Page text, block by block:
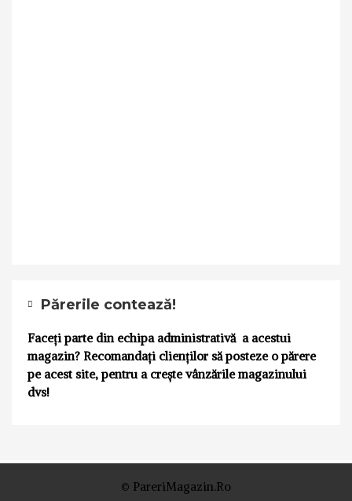
Părerile contează!
Faceți parte din echipa administrativă a acestui
magazin? Recomandați clienților să posteze o părere
pe acest site, pentru a crește vânzările magazinului
dvs!
© PareriMagazin.Ro